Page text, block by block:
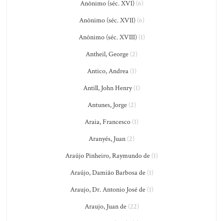
Anônimo (séc. XVI)(6)
Anônimo (séc. XVII)(6)
Anônimo (séc. XVIII)(1)
Antheil, George (2)
Antico, Andrea(1)
Antill, John Henry(1)
Antunes, Jorge(2)
Araia, Francesco (1)
Aranyés, Juan (2)
Araújo Pinheiro, Raymundo de (1)
Araújo, Damião Barbosa de(1)
Araujo, Dr. Antonio José de(1)
Araujo, Juan de(22)